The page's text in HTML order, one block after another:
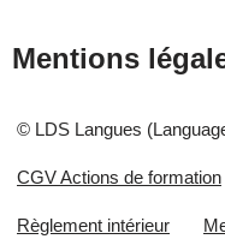
Mentions
© LDS Langues
CGV Actions de formation
Règlement intérieur